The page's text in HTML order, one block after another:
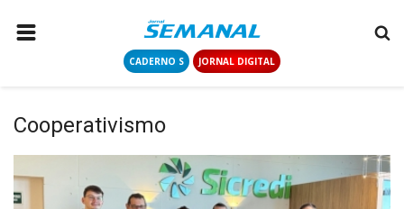
CADERNO S JORNAL DIGITAL
COLUNISTAS
CONTATO
Cooperativismo